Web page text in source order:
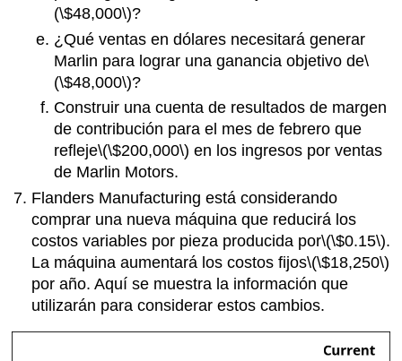
(\$48,000\)?
¿Qué ventas en dólares necesitará generar
Marlin para lograr una ganancia objetivo de\
(\$48,000\)?
Construir una cuenta de resultados de margen
de contribución para el mes de febrero que
refleje\(\$200,000\) en los ingresos por ventas
de Marlin Motors.
Flanders Manufacturing está considerando
comprar una nueva máquina que reducirá los
costos variables por pieza producida por\(\$0.15\).
La máquina aumentará los costos fijos\(\$18,250\)
por año. Aquí se muestra la información que
utilizarán para considerar estos cambios.